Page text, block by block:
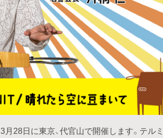
28日に東京、代官山で開催します。テルミ